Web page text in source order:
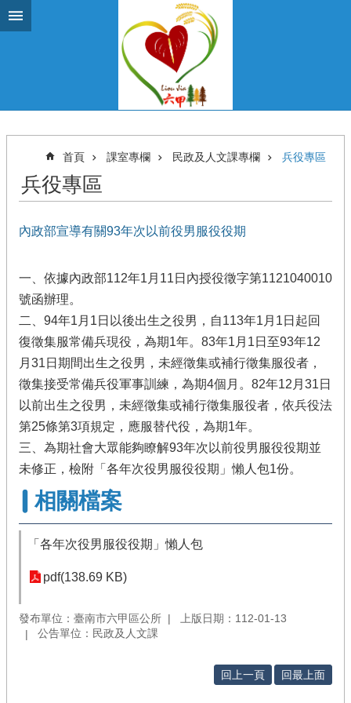
跳到主要內容區塊
首頁 課室專欄 民政及人文課專欄 兵役專區
兵役專區
內政部宣導有關93年次以前役男服役役期
一、依據內政部112年1月11日內授役徵字第1121040010
號函辦理。
二、94年1月1日以後出生之役男，自113年1月1日起回
復徵集服常備兵現役，為期1年。83年1月1日至93年12
月31日期間出生之役男，未經徵集或補行徵集服役者，
徵集接受常備兵役軍事訓練，為期4個月。82年12月31日
以前出生之役男，未經徵集或補行徵集服役者，依兵役法
第25條第3項規定，應服替代役，為期1年。
三、為期社會大眾能夠瞭解93年次以前役男服役役期並
未修正，檢附「各年次役男服役役期」懶人包1份。
相關檔案
「各年次役男服役役期」懶人包
pdf(138.69 KB)
發布單位：臺南市六甲區公所
上版日期：112-01-13
公告單位：民政及人文課
回上一頁 回最上面